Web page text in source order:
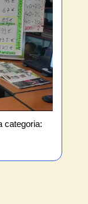
categoria: